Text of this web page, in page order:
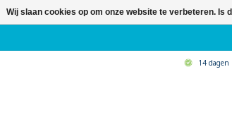
14
Wij slaan cookies op om onze website te verbeteren. Is